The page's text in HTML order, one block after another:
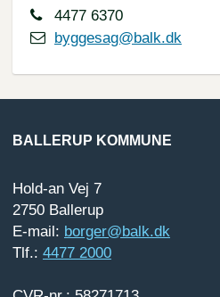
4477 6370
byggesag@balk.dk
BALLERUP KOMMUNE
Hold-an Vej 7
2750 Ballerup
E-mail: borger@balk.dk
Tlf.: 4477 2000